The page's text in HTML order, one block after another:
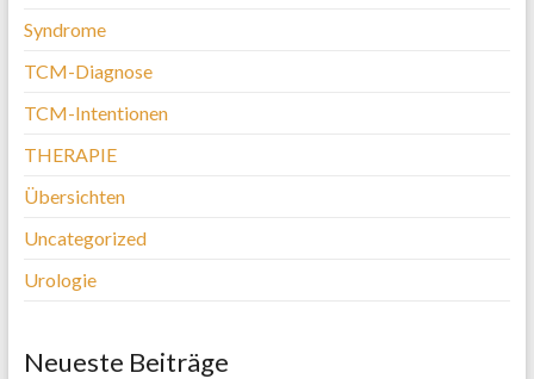
Syndrome
TCM-Diagnose
TCM-Intentionen
THERAPIE
Übersichten
Uncategorized
Urologie
Neueste Beiträge